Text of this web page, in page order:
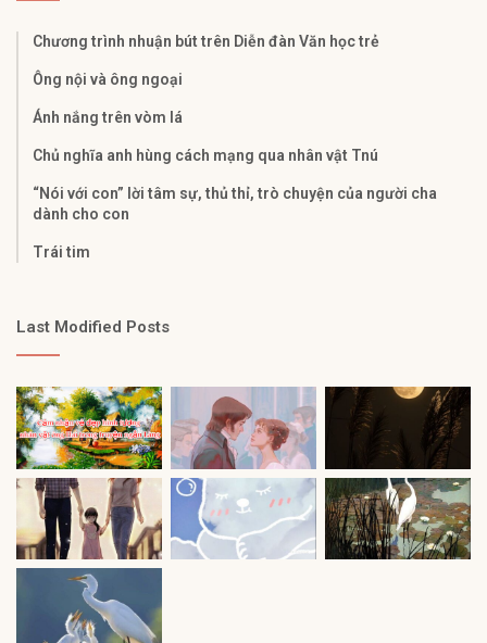
Chương trình nhuận bút trên Diễn đàn Văn học trẻ
Ông nội và ông ngoại
Ánh nắng trên vòm lá
Chủ nghĩa anh hùng cách mạng qua nhân vật Tnú
“Nói với con” lời tâm sự, thủ thỉ, trò chuyện của người cha
dành cho con
Trái tim
Last Modified Posts